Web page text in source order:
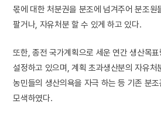
몫에 대한 처분권을 분조에 넘겨주어 분조원
팔거나, 자유처분 할 수 있게 하고 있다.
또한, 종전 국가계획으로 세운 연간 생산목
설정하고 있으며, 계획 초과생산분의 자유처
농민들의 생산의욕을 자극 하는 등 기존 분
모색하였다.